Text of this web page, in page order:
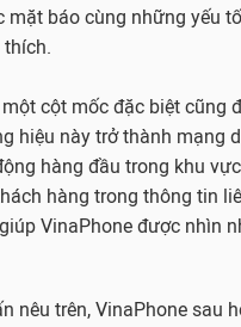
mặt báo cùng những yếu
thích.
cột mốc đặc biệt cũng
hiệu này trở thành mạng
hàng đầu trong khu
hàng trong thông tin
VinaPhone được nhìn
nêu trên, VinaPhone sau